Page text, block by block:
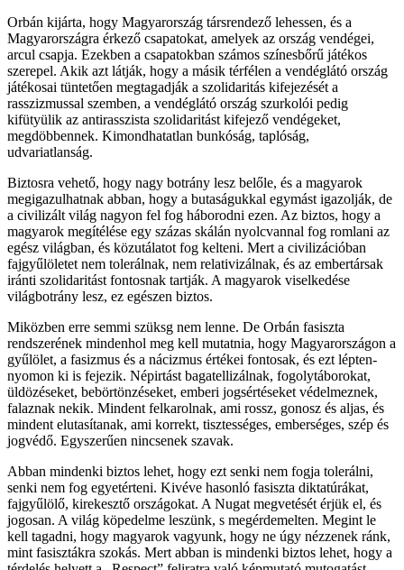
Orbán kijárta, hogy Magyarország társrendező lehessen, és a
Magyarországra érkező csapatokat, amelyek az ország vendégei,
arcul csapja. Ezekben a csapatokban számos színesbőrű játékos
szerepel. Akik azt látják, hogy a másik térfélen a vendéglátó ország
játékosai tüntetően megtagadják a szolidaritás kifejezését a
rasszizmussal szemben, a vendéglátó ország szurkolói pedig
kifütyülik az antirasszista szolidaritást kifejező vendégeket,
megdöbbennek. Kimondhatatlan bunkóság, taplóság,
udvariatlanság.
Biztosra vehető, hogy nagy botrány lesz belőle, és a magyarok
megigazulhatnak abban, hogy a butaságukkal egymást igazolják, de
a civilizált világ nagyon fel fog háborodni ezen. Az biztos, hogy a
magyarok megítélése egy százas skálán nyolcvannal fog romlani az
egész világban, és közutálatot fog kelteni. Mert a civilizációban
fajgyűlöletet nem tolerálnak, nem relativizálnak, és az embertársak
iránti szolidaritást fontosnak tartják. A magyarok viselkedése
világbotrány lesz, ez egészen biztos.
Miközben erre semmi szüksg nem lenne. De Orbán fasiszta
rendszerének mindenhol meg kell mutatnia, hogy Magyarországon a
gyűlölet, a fasizmus és a nácizmus értékei fontosak, és ezt lépten-
nyomon ki is fejezik. Népirtást bagatellizálnak, fogolytáborokat,
üldözéseket, bebörtönzéseket, emberi jogsértéseket védelmeznek,
falaznak nekik. Mindent felkarolnak, ami rossz, gonosz és aljas, és
mindent elutasítanak, ami korrekt, tisztességes, emberséges, szép és
jogvédő. Egyszerűen nincsenek szavak.
Abban mindenki biztos lehet, hogy ezt senki nem fogja tolerálni,
senki nem fog egyetérteni. Kivéve hasonló fasiszta diktatúrákat,
fajgyűlölő, kirekesztő országokat. A Nugat megvetését érjük el, és
jogosan. A világ köpedelme leszünk, s megérdemelten. Megint le
kell tagadni, hogy magyarok vagyunk, hogy ne úgy nézzenek ránk,
mint fasisztákra szokás. Mert abban is mindenki biztos lehet, hogy a